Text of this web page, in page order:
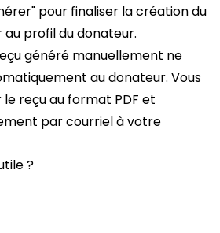
pour finaliser la création du
profil du donateur.
généré manuellement ne
au donateur. Vous
reçu au format PDF et
par courriel à votre
?